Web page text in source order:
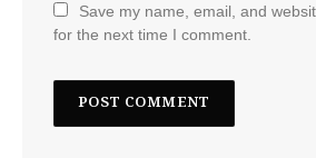
Save my name, email, and
for the next time I comment.